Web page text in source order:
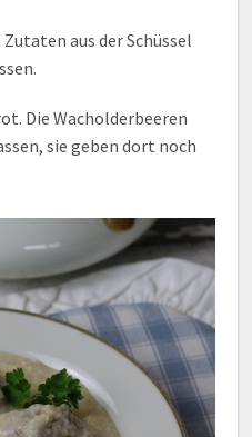
aus der Schüssel
Die Wacholderbeeren
sie geben dort noch